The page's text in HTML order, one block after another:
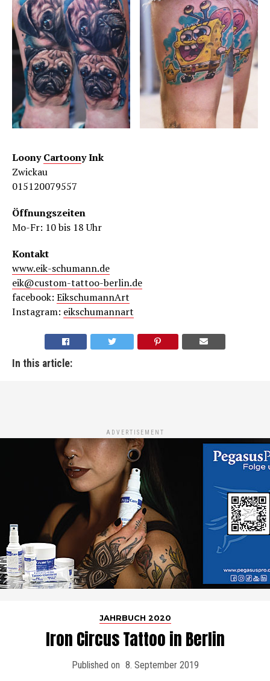
LoonyCartoony Ink
Zwickau
015120079557
Öffnungszeiten
Mo-Fr: 10 bis 18 Uhr
Kontakt
www.eik-schumann.de
eik@custom-tattoo-berlin.de
facebook: EikschumannArt
Instagram: eikschumannart
In this article:
ADVERTISEMENT
JAHRBUCH 2020
Iron Circus Tattoo in Berlin
Published on 8. September 2019